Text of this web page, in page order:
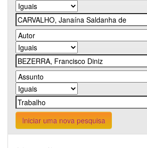
Iniciar uma nova pesquisa